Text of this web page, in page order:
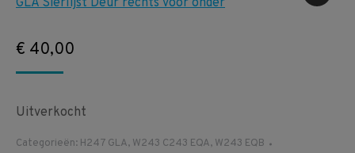
€ 40,00
Uitverkocht
Categorieën: H247 GLA, W243 C243 EQA, W243 EQB